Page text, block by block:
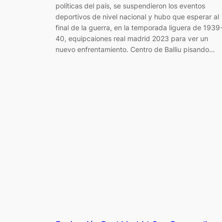
políticas del país, se suspendieron los eventos
deportivos de nivel nacional y hubo que esperar al
final de la guerra, en la temporada liguera de
40, equipcaiones real madrid 2023 para ver un
nuevo enfrentamiento. Centro de Balliu pisando…